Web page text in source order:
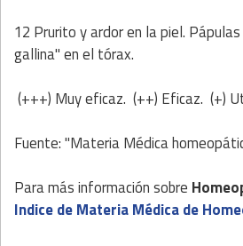
12 Prurito y ardor en la piel.
gallina" en el tórax.
(+++) Muy eficaz. (++) Eficaz. (+)
Fuente: "Materia Médica
Para más información sobre
Indice de Materia Médica de